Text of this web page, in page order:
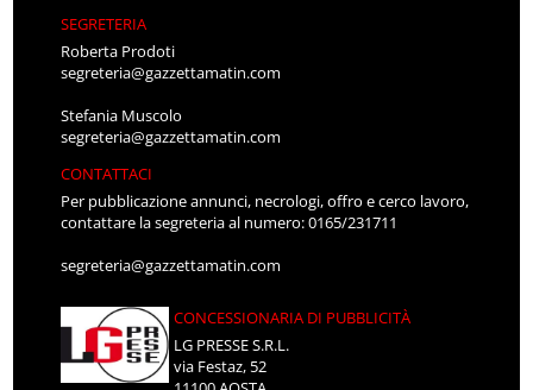
SEGRETERIA
Roberta Prodoti
segreteria@gazzettamatin.com
Stefania Muscolo
segreteria@gazzettamatin.com
CONTATTACI
Per pubblicazione annunci, necrologi, offro e cerco lavoro,
contattare la segreteria al numero: 0165/231711
segreteria@gazzettamatin.com
CONCESSIONARIA DI PUBBLICITÀ
LG PRESSE S.R.L.
via Festaz, 52